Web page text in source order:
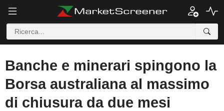
Banche e minerari spingono la
Borsa australiana al massimo
di chiusura da due mesi